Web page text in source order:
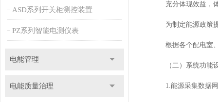
ASD系列开关柜测控装置
PZ系列智能电测仪表
电能管理
电能质量治理
充分体现效益，
为制定能源政策
根据各个配电室
（二）系统功能
1.能源采集数据